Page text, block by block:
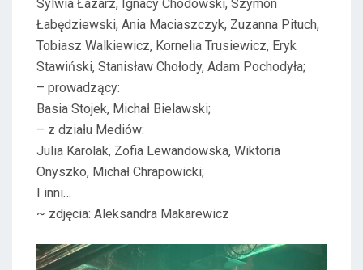
Sylwia Łazarz, Ignacy Chodowski, Szymon
Łabędziewski, Ania Maciaszczyk, Zuzanna Pituch,
Tobiasz Walkiewicz, Kornelia Trusiewicz, Eryk
Stawiński, Stanisław Chołody, Adam Pochodyła;
– prowadzący:
Basia Stojek, Michał Bielawski;
– z działu Mediów:
Julia Karolak, Zofia Lewandowska, Wiktoria
Onyszko, Michał Chrapowicki;
I inni…
~ zdjęcia: Aleksandra Makarewicz